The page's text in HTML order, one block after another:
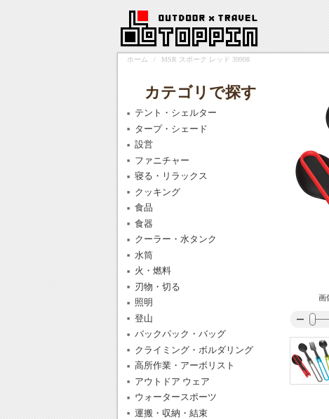
ホーム / MSR スポーク レッド 39908
画
カテゴリで探す
テント・シェルター
タープ・シェード
設営
ファニチャー
寝る・リラックス
クッキング
食品
食器
クーラー・水タンク
水筒
火・燃料
刃物・切る
照明
登山
バックパック・バッグ
クライミング・ボルダリング
高所作業・アーボリスト
アウトドア ウェア
ウォータースポーツ
運搬・収納・結束